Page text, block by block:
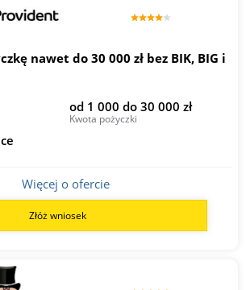
nawet do 30 000 zł bez BIK, BIG i
od 1 000 do 30 000 zł
Kwota pożyczki
Więcej o ofercie
Złóż wniosek